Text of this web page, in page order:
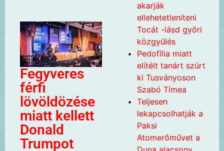
Fegyveres
férfi
lövöldözése
miatt kellett
Donald
Trumpot
akarják
ellehetetleníteni
Tocát -lásd győri
közgyűlés
Pedofília miatt
elítélt tanárt szúrt
ki Tusványoson
Szabó Tímea
Teljesen
lekapcsolhatják a
Paksi
Atomerőművet a